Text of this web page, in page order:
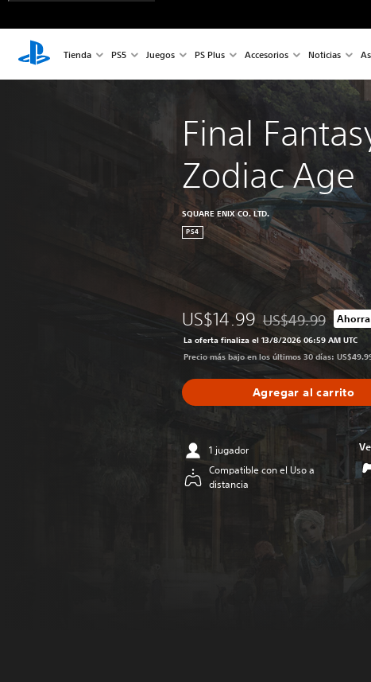
Tienda PS5 Juegos PS Plus Accesorios Noticias
Final
Zodiac Age
SQUARE ENIX CO. LTD.
PS4
US$14.99 Rebajado del precio
US$49.99 Ahorra
La oferta finaliza el 13/8/2026 06:59 AM UTC
Precio más bajo en los últimos 30 días:
Agregar al carrito
1 jugador
Compatible con el Uso a
distancia